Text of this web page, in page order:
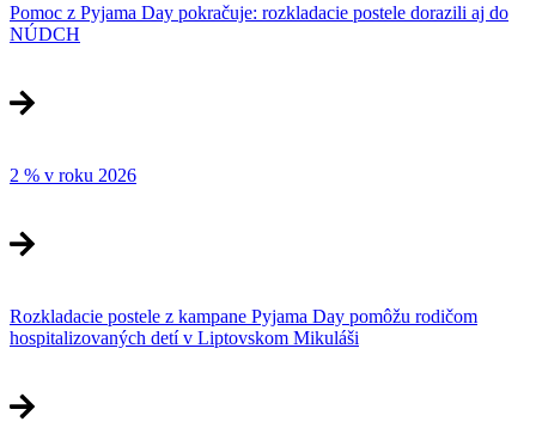
Pomoc z Pyjama Day pokračuje: rozkladacie postele dorazili aj do
NÚDCH
2 % v roku 2026
Rozkladacie postele z kampane Pyjama Day pomôžu rodičom
hospitalizovaných detí v Liptovskom Mikuláši